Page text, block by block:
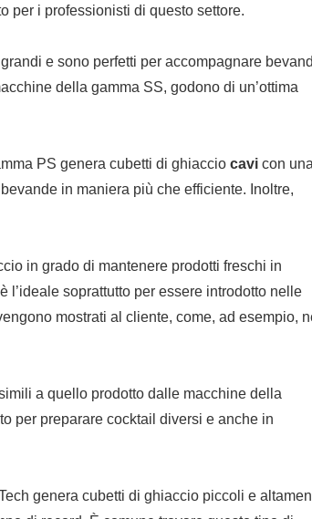
per i professionisti di questo settore.
e sono perfetti per accompagnare
della gamma SS, godono di un’ottima
PS genera cubetti di ghiaccio cavicon una
in maniera più che efficiente. Inoltre,
in grado di mantenere prodotti freschi in
l’ideale soprattutto per essere introdotto nelle
mostrati al cliente, come, ad esempio,
a quello prodotto dalle macchine della
per preparare cocktail diversi e anche in
genera cubetti di ghiaccio piccoli e